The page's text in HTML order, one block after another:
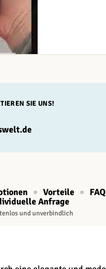
SIE UNS!
Vorteile FAQ
Anfrage
und unverbindlich